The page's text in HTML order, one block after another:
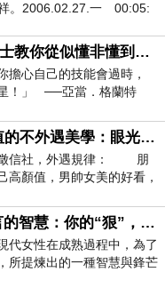
。2006.02.27.一 00:05:
技能密碼：MIT博士教你從似懂非懂到穩定輸出，把專業變事業的職能升級攻略 /麥特．比恩(容錯)
擔心自己的技能會過時，
！」 ──亞當．格蘭特
IG徵信社，高顏值的不外遇美學：眼光太高也是一種防禦，為了證明我長得好看，我決定一輩子不外遇！
信社，外遇規律： 朋
高顏值，男帥女美的好看，
子不外遇。」
諾貝爾獎作家莫言的智慧：你的“狠”，才是最好的自我保護
代女性在成熟過程中，為了
所提煉出的一種智慧與鋒芒
法